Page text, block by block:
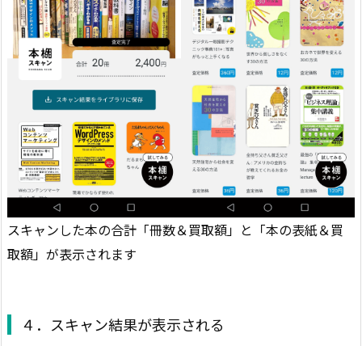
スキャンした本の合計「冊数＆買取額」と「本の表紙＆買
取額」が表示されます
４．スキャン結果が表示される